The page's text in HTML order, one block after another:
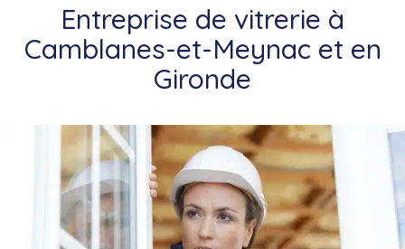
Entreprise de vitrerie à
Camblanes-et-Meynac et en
Gironde